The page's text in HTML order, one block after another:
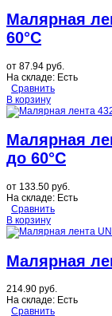
Малярная
60°C
от 87.94 руб.
На складе: Есть
Сравнить
В корзину
Малярная
до 60°C
от 133.50 руб.
На складе: Есть
Сравнить
В корзину
Малярная
214.90 руб.
На складе: Есть
Сравнить